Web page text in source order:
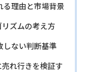
る理由と市場背景
ズムの考え方
しない判断基準
れ行きを検証す